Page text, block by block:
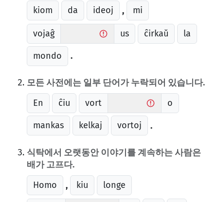
kiom da ideoj , mi
vojaĝ us ĉirkaŭ la
mondo .
모든 사전에는 일부 단어가 누락되어 있습니다.
En
ĉiu vort o
mankas kelkaj vortoj .
식탁에서 오랫동안 이야기를 계속하는 사람은
배가 고프다.
Homo
, kiu longe